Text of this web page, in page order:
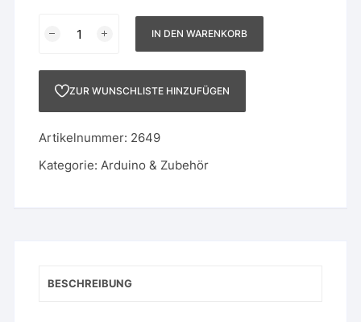
Klinken
Menge
IN DEN WARENKORB
ZUR WUNSCHLISTE HINZUFÜGEN
Artikelnummer: 2649
Kategorie:Arduino & Zubehör
BESCHREIBUNG